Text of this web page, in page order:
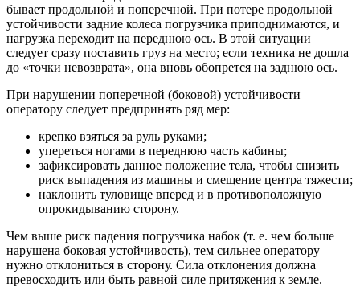
бывает продольной и поперечной. При потере продольной
устойчивости задние колеса погрузчика приподнимаются, и
нагрузка переходит на переднюю ось. В этой ситуации
следует сразу поставить груз на место; если техника не дошла
до «точки невозврата», она вновь обопрется на заднюю ось.
При нарушении поперечной (боковой) устойчивости
оператору следует предпринять ряд мер:
крепко взяться за руль руками;
упереться ногами в переднюю часть кабины;
зафиксировать данное положение тела, чтобы снизить
риск выпадения из машины и смещение центра тяжести;
наклонить туловище вперед и в противоположную
опрокидыванию сторону.
Чем выше риск падения погрузчика набок (т. е. чем больше
нарушена боковая устойчивость), тем сильнее оператору
нужно отклониться в сторону. Сила отклонения должна
превосходить или быть равной силе притяжения к земле.